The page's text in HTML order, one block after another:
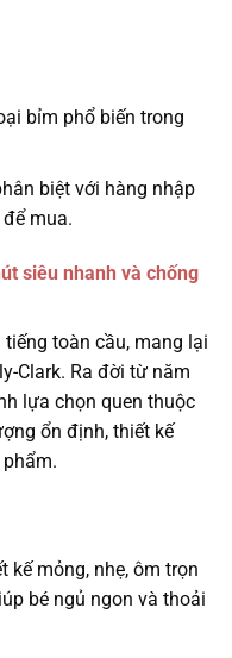
bỉm phổ biến trong
biệt với hàng nhập
mua.
siêu nhanh và chống
toàn cầu, mang lại
Clark. Ra đời từ năm
lựa chọn quen thuộc
ổn định, thiết kế
kế mỏng, nhẹ, ôm trọn
bé ngủ ngon và thoải